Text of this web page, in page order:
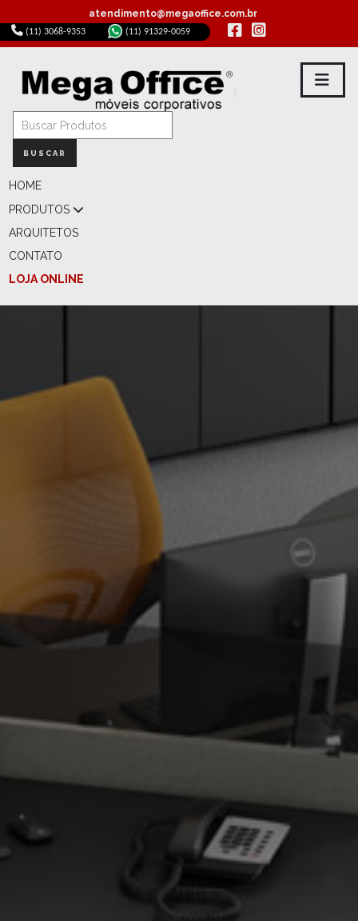
atendimento@megaoffice.com.br
(11) 3068-9353 (11) 91329-0059
BUSCAR
HOME
PRODUTOS
ARQUITETOS
CONTATO
LOJA ONLINE